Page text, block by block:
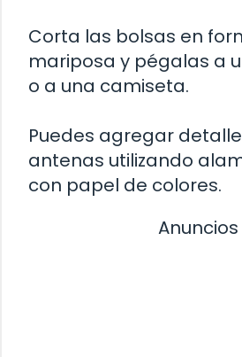
Corta las bolsas en
mariposa y pégalas a
o a una camiseta.
Puedes agregar
antenas utilizando
con papel de colores.
Anuncios